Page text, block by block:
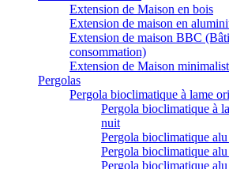
Extension de Maison en bois
Extension de maison en
Extension de maison BBC
consommation)
Extension de Maison
Pergolas
Pergola bioclimatique à lame
Pergola bioclimatique à
nuit
Pergola bioclimatique
Pergola bioclimatique
Pergola bioclimatique